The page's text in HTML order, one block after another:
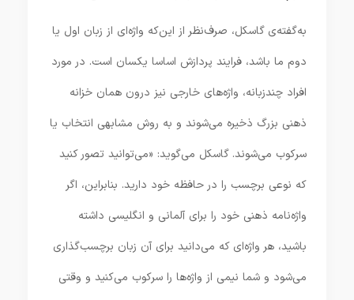
به‌گفته‌ی گاسکل، صرف‌نظر از این‌که واژه‌ای از زبان اول یا
دوم ما باشد، فرایند پردازش اساسا یکسان است. در مورد
افراد چندزبانه، واژه‌های خارجی نیز درون همان خزانه
ذهنی بزرگ ذخیره می‌شوند و به روش مشابهی انتخاب یا
سرکوب می‌شوند. گاسکل می‌گوید: «می‌توانید تصور کنید
که نوعی برچسب را در حافظه خود دارید. بنابراین، اگر
واژه‌نامه ذهنی خود را برای آلمانی و انگلیسی داشته
باشید، هر واژه‌ای که می‌دانید برای آن زبان برچسب‌گذاری
می‌شود و شما نیمی از واژه‌ها را سرکوب می‌کنید و وقتی